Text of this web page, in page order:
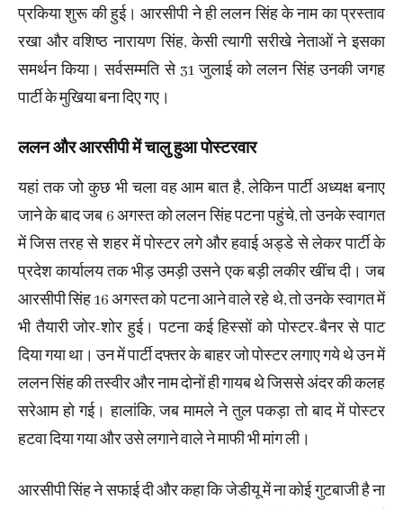
प्रकिया शुरू की हुई। आरसीपी ने ही ललन सिंह के नाम का प्रस्ताव
रखा और वशिष्ठ नारायण सिंह, केसी त्यागी सरीखे नेताओं ने इसका
समर्थन किया। सर्वसम्मति से 31 जुलाई को ललन सिंह उनकी जगह
पार्टी के मुखिया बना दिए गए।
ललन और आरसीपी में चालु हुआ पोस्टरवार
यहां तक जो कुछ भी चला वह आम बात है, लेकिन पार्टी अध्यक्ष बनाए
जाने के बाद जब 6 अगस्त को ललन सिंह पटना पहुंचे, तो उनके स्वागत
में जिस तरह से शहर में पोस्टर लगे और हवाई अड्डे से लेकर पार्टी के
प्रदेश कार्यालय तक भीड़ उमड़ी उसने एक बड़ी लकीर खींच दी। जब
आरसीपी सिंह 16 अगस्त को पटना आने वाले रहे थे, तो उनके स्वागत में
भी तैयारी जोर-शोर हुई। पटना कई हिस्सों को पोस्टर-बैनर से पाट
दिया गया था। उन में पार्टी दफ्तर के बाहर जो पोस्टर लगाए गये थे उन में
ललन सिंह की तस्वीर और नाम दोनों ही गायब थे जिससे अंदर की कलह
सरेआम हो गई। हालांकि, जब मामले ने तुल पकड़ा तो बाद में पोस्टर
हटवा दिया गया और उसे लगाने वाले ने माफी भी मांग ली।
आरसीपी सिंह ने सफाई दी और कहा कि जेडीयू में ना कोई गुटबाजी है ना